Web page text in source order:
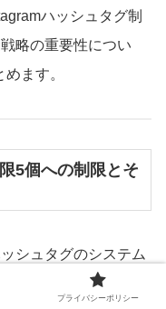
ハッシュタグ制
略の重要性につい
ます。
5個への制限とそ
シュタグのシステム
ます。この変更は
プライバシーポリシー